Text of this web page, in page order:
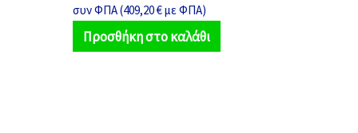
συν ΦΠΑ (409,20€με ΦΠΑ)
Προσθήκη στο καλάθι